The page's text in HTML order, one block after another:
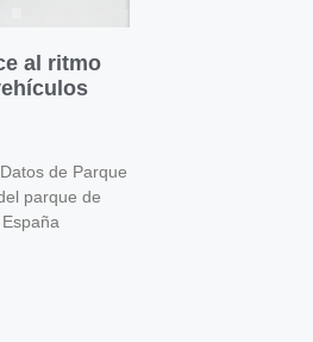
al ritmo
de Parque
parque de